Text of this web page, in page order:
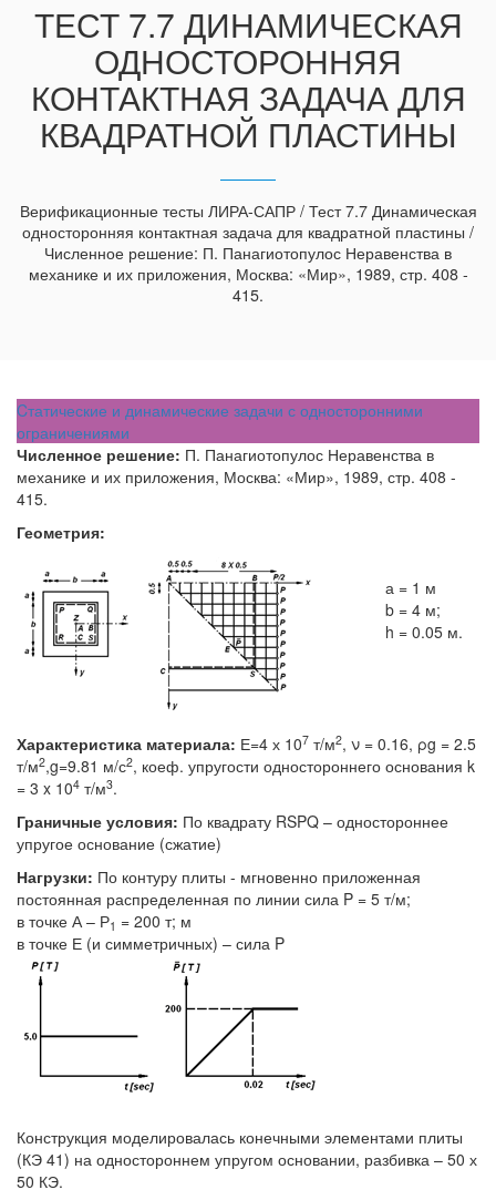
ТЕСТ 7.7 ДИНАМИЧЕСКАЯ
ОДНОСТОРОННЯЯ
КОНТАКТНАЯ ЗАДАЧА ДЛЯ
КВАДРАТНОЙ ПЛАСТИНЫ
Верификационные тесты ЛИРА-САПР / Тест 7.7 Динамическая
односторонняя контактная задача для квадратной пластины /
Численное решение: П. Панагиотопулос Неравенства в
механике и их приложения, Москва: «Мир», 1989, стр. 408 -
415.
Cтатические и динамические задачи с односторонними
ограничениями
Численное решение: П. Панагиотопулос Неравенства в
механике и их приложения, Москва: «Мир», 1989, стр. 408 -
415.
Геометрия:
а = 1 м
b = 4 м;
h = 0.05 м.
Характеристика материала: Е=4 х 107 т/м2, ν = 0.16, ρg = 2.5
т/м2,g=9.81 м/с2, коеф. упругости одностороннего основания k
= 3 x 104 т/м3.
Граничные условия: По квадрату RSPQ – одностороннее
упругое основание (сжатие)
Нагрузки: По контуру плиты - мгновенно приложенная
постоянная распределенная по линии сила P = 5 т/м;
в точке А – Р1 = 200 т; м
в точке Е (и симметричных) – сила P
Конструкция моделировалась конечными элементами плиты
(КЭ 41) на одностороннем упругом основании, разбивка – 50 х
50 КЭ.